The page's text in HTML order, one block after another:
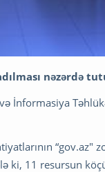
nəzərdə
İnformasiya
“gov.az"
ki, 11 resursun